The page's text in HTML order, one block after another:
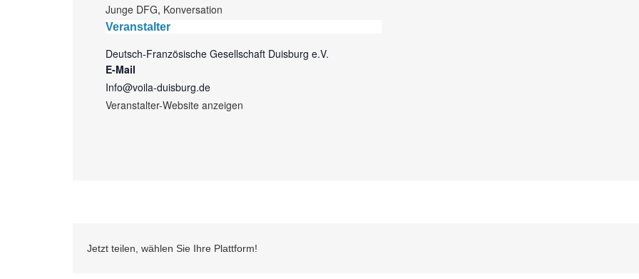
Junge DFG, Konversation
Veranstalter
Deutsch-Französische Gesellschaft Duisburg e.V.
E-Mail
Info@voila-duisburg.de
Veranstalter-Website anzeigen
Jetzt teilen, wählen Sie Ihre Plattform!